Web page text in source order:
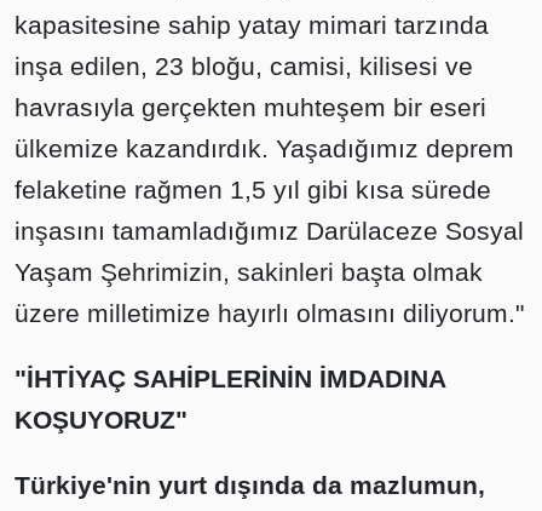
kapasitesine sahip yatay mimari tarzında
inşa edilen, 23 bloğu, camisi, kilisesi ve
havrasıyla gerçekten muhteşem bir eseri
ülkemize kazandırdık. Yaşadığımız deprem
felaketine rağmen 1,5 yıl gibi kısa sürede
inşasını tamamladığımız Darülaceze Sosyal
Yaşam Şehrimizin, sakinleri başta olmak
üzere milletimize hayırlı olmasını diliyorum."
"İHTİYAÇ SAHİPLERİNİN İMDADINA
KOŞUYORUZ"
Türkiye'nin yurt dışında da mazlumun,